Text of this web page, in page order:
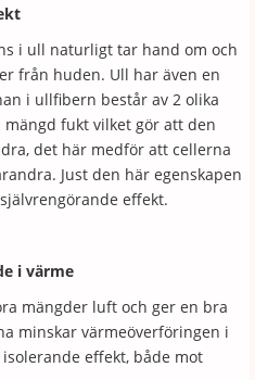
i ull naturligt tar hand om och
från huden. Ull har även en
i ullfibern består av 2 olika
fukt vilket gör att den
det här medför att cellerna
Just den här egenskapen
effekt.
i värme
mängder luft och ger en bra
minskar värmeöverföringen i
effekt, både mot